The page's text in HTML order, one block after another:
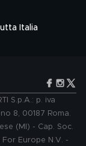
Italia
S.p.A.: p. iva
8, 00187 Roma.
(MI) - Cap. Soc.
Europe N.V. -